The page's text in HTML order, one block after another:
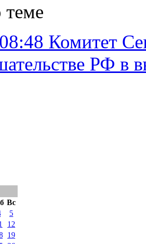
теме
Комитет
РФ в
Вс
5
12
19